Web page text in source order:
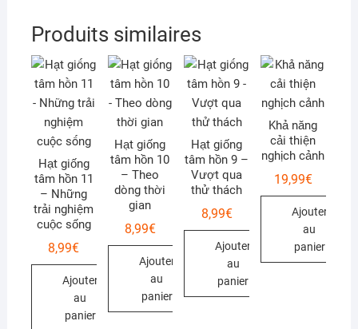
Produits similaires
Hạt giống
tâm hồn 11
– Những
trải nghiệm
cuộc sống
8,99€
Ajouter
au
panier
Hạt giống
tâm hồn 10
– Theo
dòng thời
gian
8,99€
Ajouter
au
panier
Hạt giống
tâm hồn 9 –
Vượt qua
thử thách
8,99€
Ajouter
au
panier
Khả năng
cải thiện
nghịch cảnh
19,99€
Ajouter
au
panier